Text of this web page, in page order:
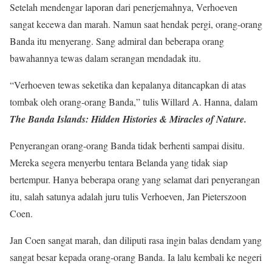
Setelah mendengar laporan dari penerjemahnya, Verhoeven
sangat kecewa dan marah. Namun saat hendak pergi, orang-orang
Banda itu menyerang. Sang admiral dan beberapa orang
bawahannya tewas dalam serangan mendadak itu.
“Verhoeven tewas seketika dan kepalanya ditancapkan di atas
tombak oleh orang-orang Banda,” tulis Willard A. Hanna, dalam
The Banda Islands: Hidden Histories & Miracles of Nature.
Penyerangan orang-orang Banda tidak berhenti sampai disitu.
Mereka segera menyerbu tentara Belanda yang tidak siap
bertempur. Hanya beberapa orang yang selamat dari penyerangan
itu, salah satunya adalah juru tulis Verhoeven, Jan Pieterszoon
Coen.
Jan Coen sangat marah, dan diliputi rasa ingin balas dendam yang
sangat besar kepada orang-orang Banda. Ia lalu kembali ke negeri